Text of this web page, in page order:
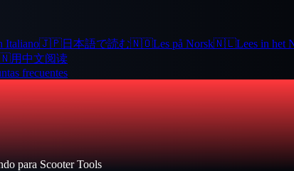
Italiano🇯🇵日本語で読む🇳🇴Les på Norsk🇳🇱Lees in het
用中文阅读
frecuentes
para Scooter Tools